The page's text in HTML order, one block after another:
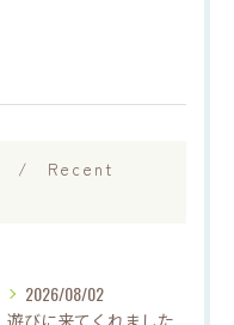
Recent
2026/08/02